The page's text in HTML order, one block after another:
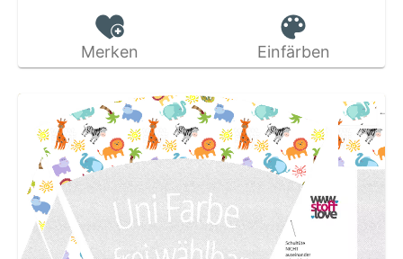
Merken Einfärben